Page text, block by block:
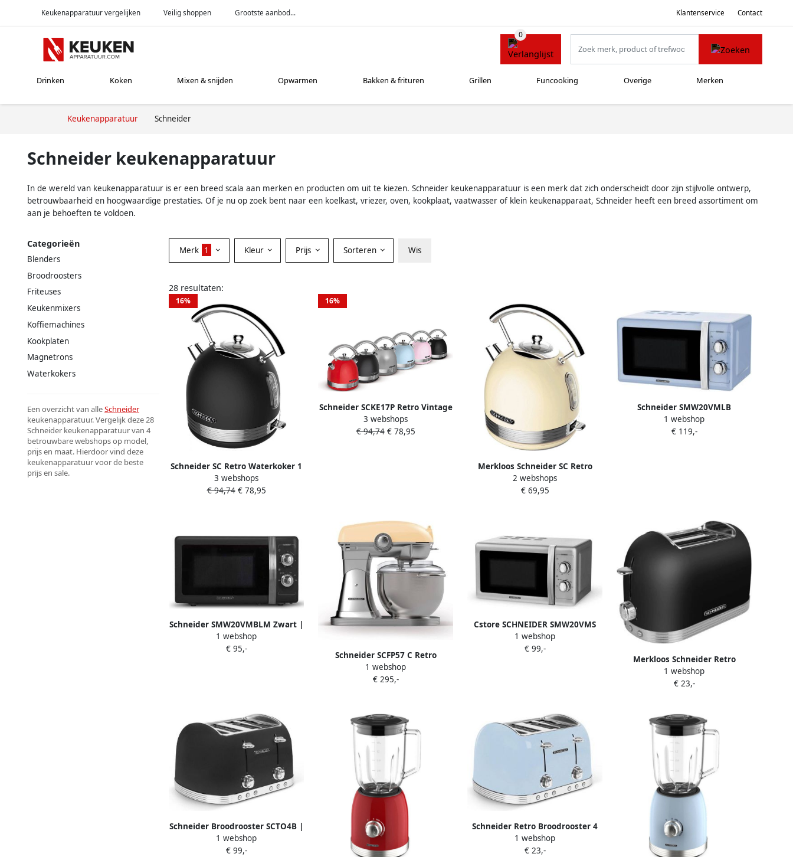
Keukenapparatuur vergelijken Veilig shoppen Grootste aanbod... Klantenservice Contact
Drinken Koken Mixen & snijden Opwarmen Bakken & frituren Grillen Funcooking Overige Merken
Keukenapparatuur Schneider
Schneider keukenapparatuur
In de wereld van keukenapparatuur is er een breed scala aan merken en producten om uit te kiezen. Schneider keukenapparatuur is een merk dat zich onderscheidt door zijn stijlvolle ontwerp,
betrouwbaarheid en hoogwaardige prestaties. Of je nu op zoek bent naar een koelkast, vriezer, oven, kookplaat, vaatwasser of klein keukenapparaat, Schneider heeft een breed assortiment om
aan je behoeften te voldoen.
Categorieën
Blenders
Broodroosters
Friteuses
Keukenmixers
Koffiemachines
Kookplaten
Magnetrons
Waterkokers
Een overzicht van alleSchneider
keukenapparatuur. Vergelijk deze 28
Schneider keukenapparatuur van 4
betrouwbare webshops op model,
prijs en maat. Hierdoor vind deze
keukenapparatuur voor de beste
prijs en sale.
Merk 1 Kleur Prijs Sorteren Wis
28 resultaten:
16%
Schneider SC Retro Waterkoker 1
7 Liter Inhoud Mat Zwart
3 webshops
€ 94,74€ 78,95
16%
Schneider SCKE17P Retro Vintage
Waterkoker 1.7L 2200W Roze
3 webshops
€ 94,74€ 78,95
Merkloos Schneider SC Retro
Waterkoker 1 7 Liter Inhoud
Crème
2 webshops
€ 69,95
Schneider SMW20VMLB
Lichtblauw | Microgolfovens |
3527570055317
1 webshop
€ 119,-
Schneider SMW20VMBLM Zwart |
Microgolfovens | Keuken&Koken
Microgolf&Ovens |
1 webshop
€ 95,-
Schneider SCFP57 C Retro
Keukenmachine Creme
1 webshop
€ 295,-
Cstore SCHNEIDER SMW20VMS
Vintage magnetron enkele
functie 20 liter 700 watt Zilver
1 webshop
€ 99,-
Merkloos Schneider Retro
Broodrooster 2 Sleuven Mat
Zwart
1 webshop
€ 23,-
Schneider Broodrooster SCTO4B |
Broodroosters | Keuken&Koken
Keukenapparaten |
1 webshop
€ 99,-
Schneider Retro Broodrooster 4
sleuven SCTO4BL Blue Light
1 webshop
€ 23,-